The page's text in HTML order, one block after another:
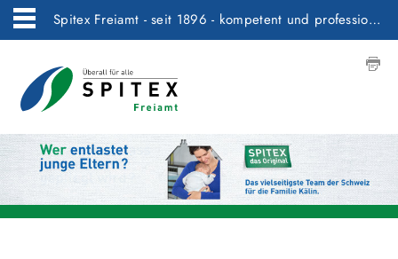
Spitex Freiamt - seit 1896 - kompetent und professionell während 24 Stunden über 365 Tage für Sie im Einsatz!